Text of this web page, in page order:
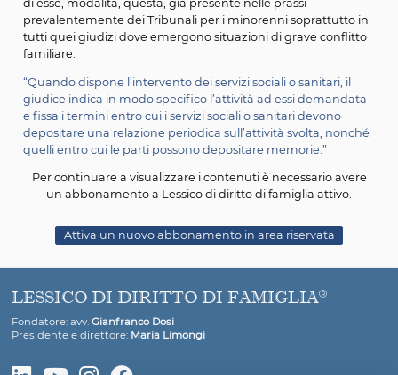
un ruolo centrale poiché lo stesso dovrà indicare in
specifico le attività da svolgere ed i termini entro i quali
attività dovranno essere svolte, delimitandone l’ambito
ed evitare mancanze rispetto ai compiti che vengono
assegnati. L’attività dei Servizi stessi viene bilanciata
quella delle parti in un rigoroso rispetto del
di esse, modalità, questa, già presente nelle prassi
tutti quei giudizi dove emergono situazioni di grave
“Quando dispone l’intervento dei servizi sociali o
depositare una relazione periodica sull’attività svolta,
quelli entro cui le parti possono depositare memorie.”